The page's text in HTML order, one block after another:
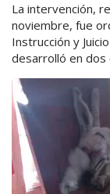
La intervención,
noviembre, fue
Instrucción y
desarrolló en dos